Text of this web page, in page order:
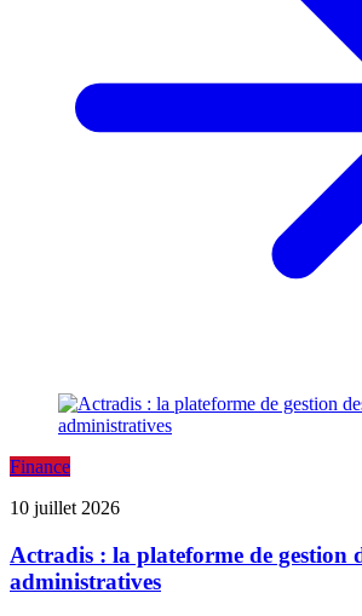
Finance
10 juillet 2026
Actradis : la plateforme de gestion
administratives